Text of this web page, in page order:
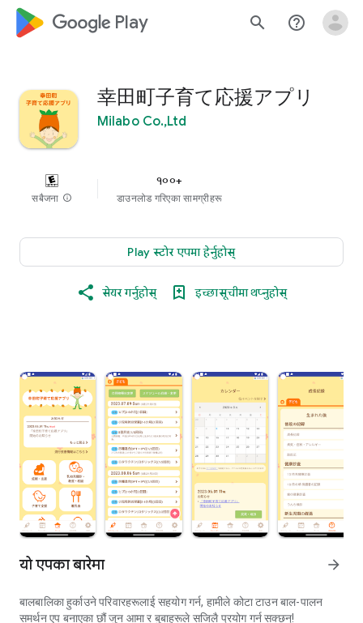
google_logo Play search help_outline
幸田町子育て応援アプリ
Milabo Co.,Ltd
सबैजना info
१००+
डाउनलोड गरिएका सामग्रीहरू
Play स्टोर एपमा हेर्नुहोस्
सेयर गर्नुहोस् इच्छासूचीमा थप्नुहोस्
यो एपका बारेमा arrow_forward
बालबालिका हुर्काउने परिवारहरूलाई सहयोग गर्न, हामीले कोटा टाउन बाल-पालन
समर्थन एप बनाएका छौं जुन आमा र बुबाहरूले सजिलै प्रयोग गर्न सक्छन्!